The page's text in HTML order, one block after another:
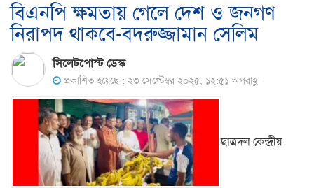
বিএনপি ক্ষমতায় গেলে দেশ ও জনগণ
নিরাপদ থাকবে-বদরুজ্জামান সেলিম
সিলেটপোস্ট ডেস্ক
প্রকাশিত হয়েছে : ২৩ সেপ্টেম্বর ২০২৫, ১২:৫১ অপরাহ্ণ
ছাত্রদল কেন্দ্রীয়